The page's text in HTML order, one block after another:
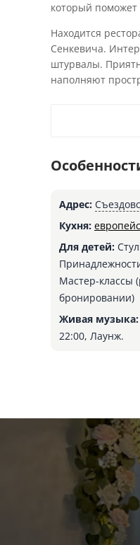
который
Находится
Сенкевича.
штурвалы.
наполняют
Адрес:
Кухня:
Для детей:
Мастер-классы
бронировании)
Живая музыка:
22:00, Лаунж.